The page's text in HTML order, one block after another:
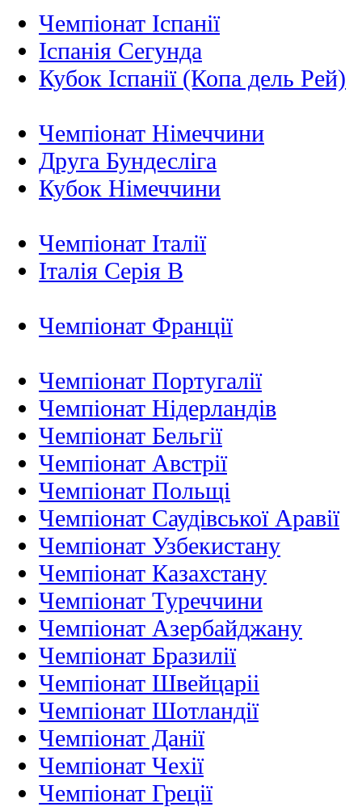
Чемпіонат Іспанії
Іспанія Сегунда
Кубок Іспанії (Копа дель Рей)
Чемпіонат Німеччини
Друга Бундесліга
Кубок Німеччини
Чемпіонат Італії
Італія Серія B
Чемпіонат Франції
Чемпіонат Португалії
Чемпіонат Нідерландiв
Чемпіонат Бельгії
Чемпіонат Австрії
Чемпіонат Польщі
Чемпіонат Саудівської Аравії
Чемпіонат Узбекистану
Чемпіонат Казахстану
Чемпіонат Туреччини
Чемпіонат Азербайджану
Чемпіонат Бразилії
Чемпіонат Швейцаріі
Чемпіонат Шотландії
Чемпіонат Данії
Чемпіонат Чехії
Чемпіонат Греції